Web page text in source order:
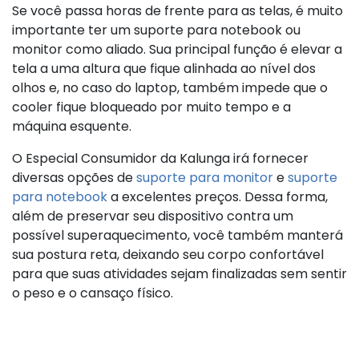
Se você passa horas de frente para as telas, é muito
importante ter um suporte para notebook ou
monitor como aliado. Sua principal função é elevar a
tela a uma altura que fique alinhada ao nível dos
olhos e, no caso do laptop, também impede que o
cooler fique bloqueado por muito tempo e a
máquina esquente.
O Especial Consumidor da Kalunga irá fornecer
diversas opções desuporte para monitoresuporte
para notebooka excelentes preços. Dessa forma,
além de preservar seu dispositivo contra um
possível superaquecimento, você também manterá
sua postura reta, deixando seu corpo confortável
para que suas atividades sejam finalizadas sem sentir
o peso e o cansaço físico.